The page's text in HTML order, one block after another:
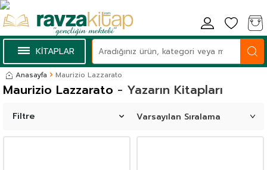
KİTAPLAR
Anasayfa Maurizio Lazzarato
- Yazarın Kitapları
Maurizio Lazzarato
Filtre